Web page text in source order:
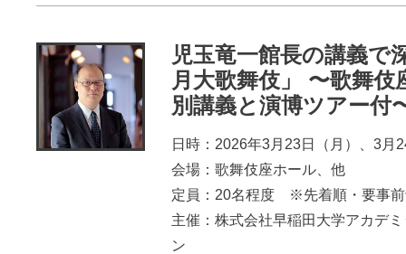
児玉竜一館長の講義で
月大歌舞伎」 〜歌舞伎
別講義と演博ツアー付
日時：2026年3月23日（月）、3月
会場：歌舞伎座ホール、他
定員：20名程度 ※先着順・要事前
主催：株式会社早稲田大学アカデ
ン